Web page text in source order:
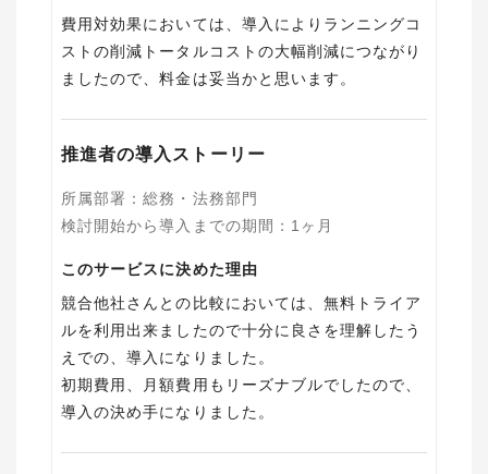
費用対効果においては、導入によりランニングコ
ストの削減トータルコストの大幅削減につながり
ましたので、料金は妥当かと思います。
推進者の導入ストーリー
所属部署 ：総務・法務部門
検討開始から導入までの期間 ： 1ヶ月
このサービスに決めた理由
競合他社さんとの比較においては、無料トライア
ルを利用出来ましたので十分に良さを理解したう
えでの、導入になりました。
初期費用、月額費用もリーズナブルでしたので、
導入の決め手になりました。